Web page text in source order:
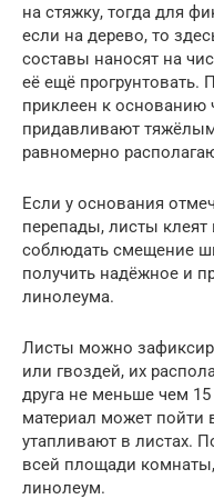
на стяжку, тогда для
если на дерево, то
составы наносят на
её ещё прогрунтовать.
приклеен к основанию
придавливают
равномерно
Если у основания
перепады, листы клеят
соблюдать смещение
получить надёжное и
линолеума.
Листы можно
или гвоздей, их
друга не меньше чем
материал может
утапливают в листах.
всей площади
линолеум.